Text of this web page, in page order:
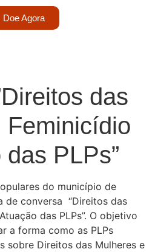
Doe Agora
das
Feminicídio
PLPs”
do município de
de conversa “Direitos das
das PLPs”. O objetivo
a forma como as PLPs
sobre Direitos das Mulheres e